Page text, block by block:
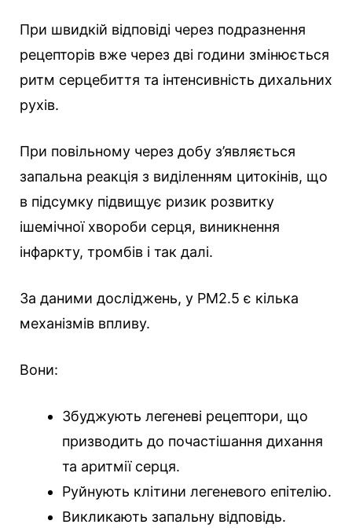
При швидкій відповіді через подразнення
рецепторів вже через дві години змінюється
ритм серцебиття та інтенсивність дихальних
рухів.
При повільному через добу з’являється
запальна реакція з виділенням цитокінів, що
в підсумку підвищує ризик розвитку
ішемічної хвороби серця, виникнення
інфаркту, тромбів і так далі.
За даними досліджень, у РМ2.5 є кілька
механізмів впливу.
Вони:
Збуджують легеневі рецептори, що
призводить до почастішання дихання
та аритмії серця.
Руйнують клітини легеневого епітелію.
Викликають запальну відповідь.